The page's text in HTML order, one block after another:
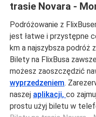
trasie Novara -
Podróżowanie z
jest łatwe i przystępne
km a najszybsza podróż
Bilety na FlixBusa
możesz zaoszczędzić
wyprzedzeniem.
naszej aplikacji, co
prostu użyj biletu w